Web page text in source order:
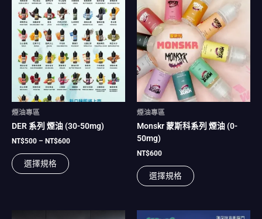
煙油專區
DER 系列 煙油 (30-50mg)
NT$500 – NT$600
範
圍：
NT$500
到
NT$600
選擇規格
產
品
有
多
種
款
式。
可
在
品
頁
選
煙油專區
Monskr 蒙斯科系列 煙油 (0-
50mg)
NT$600
選擇規格
產
品
有
多
種
款
式。
可
在
品
擇